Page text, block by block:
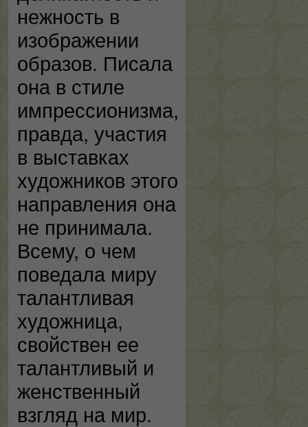
нежность в
изображении
образов. Писала
она в стиле
импрессионизма,
правда, участия
в выставках
художников этого
направления она
не принимала.
Всему, о чем
поведала миру
талантливая
художница,
свойствен ее
талантливый и
женственный
взгляд на мир.